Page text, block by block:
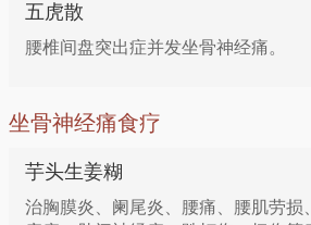
五虎散
腰椎间盘突出症并发坐骨神经痛。
坐骨神经痛食疗
芋头生姜糊
治胸膜炎、阑尾炎、腰痛、腰肌劳损